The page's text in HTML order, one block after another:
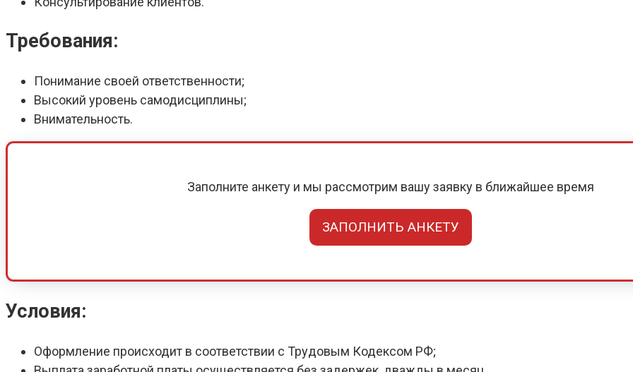
Требования:
Понимание своей ответственности;
Высокий уровень самодисциплины;
Внимательность.
Заполните анкету и мы рассмотрим вашу заявку в ближайшее время
ЗАПОЛНИТЬ АНКЕТУ
Условия:
Оформление происходит в соответствии с Трудовым Кодексом РФ;